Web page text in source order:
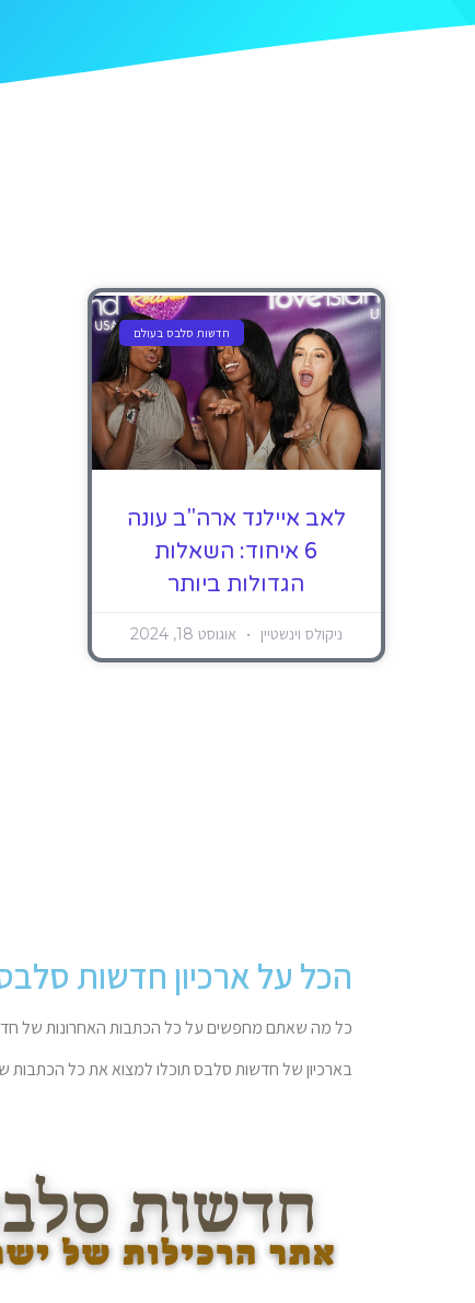
חדשות סלבס בעולם
לאב איילנד ארה"ב עונה
6 איחוד: השאלות
הגדולות ביותר
ניקולס וינשטיין אוגוסט 18, 2024
הכל על ארכיון חדשות
כל מה שאתם מחפשים על כל הכתבות האחרונות של
בארכיון של חדשות סלבס תוכלו למצוא את כל הכתבות